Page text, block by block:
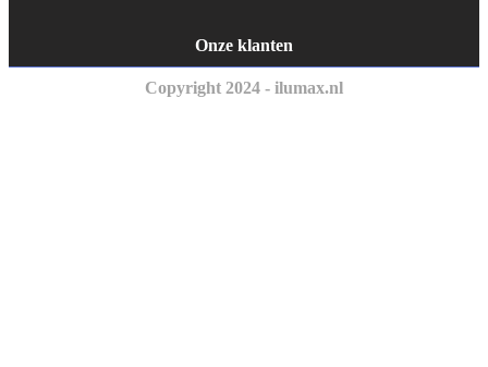
Onze klanten
Copyright 2024 - ilumax.nl